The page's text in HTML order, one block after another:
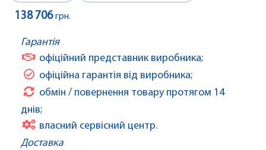
138 706грн.
Гарантія
офіційний представник виробника;
офіційна гарантія від виробника;
обмін / повернення товару протягом 14
днів;
власний сервісний центр.
Доставка